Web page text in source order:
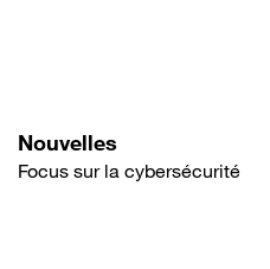
Nouvelles
Focus sur la cybersécurité